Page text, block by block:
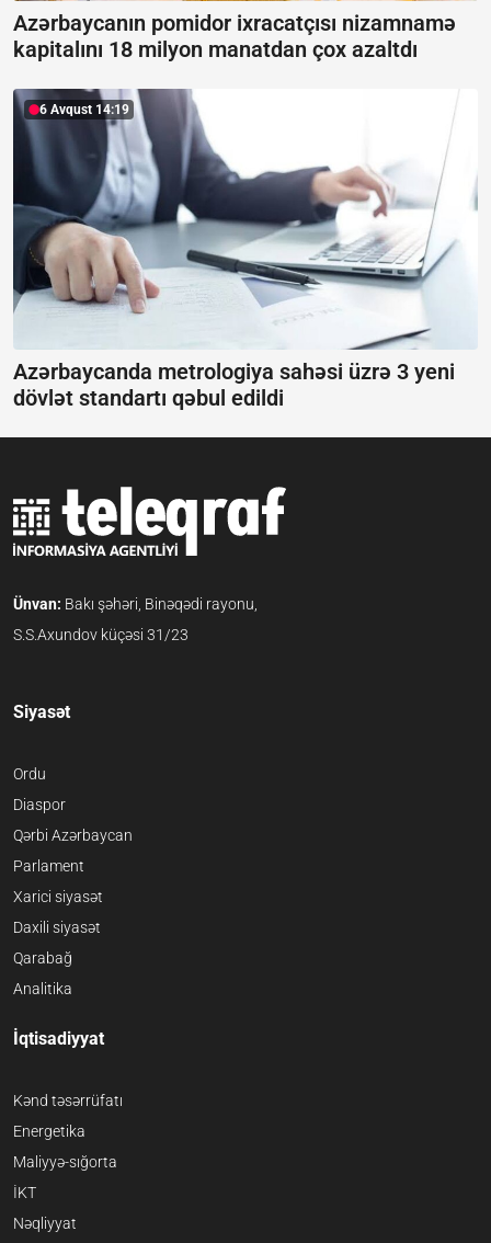
Azərbaycanın pomidor ixracatçısı nizamnamə
kapitalını 18 milyon manatdan çox azaltdı
6 Avqust 14:19
Azərbaycanda metrologiya sahəsi üzrə 3 yeni
dövlət standartı qəbul edildi
Ünvan: Bakı şəhəri, Binəqədi rayonu,
S.S.Axundov küçəsi 31/23
Siyasət
Ordu
Diaspor
Qərbi Azərbaycan
Parlament
Xarici siyasət
Daxili siyasət
Qarabağ
Analitika
İqtisadiyyat
Kənd təsərrüfatı
Energetika
Maliyyə-sığorta
İKT
Nəqliyyat